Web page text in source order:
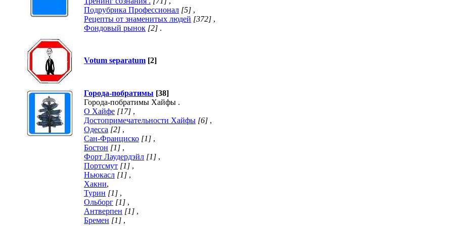
Подрубрика Профессионал [5] ,
Рецепты от знаменитых людей [372] ,
Фондовый рынок [2] .
Votum separatum [2]
Города-побратимы [38]
Города-побратимы Хайфы .
О Хайфе [17] ,
Достопримечательности Хайфы [6] ,
Одесса [2] ,
Сан-Франциско [1] ,
Бостон [1] ,
Форт Лаудердэйл [1] ,
Портсмут [1] ,
Ньюкасл [1] ,
Хакни,
Турин [1] ,
Ольборг [1] ,
Антверпен [1] ,
Бремен [1] ,